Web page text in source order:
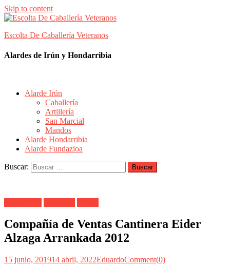
Skip to content
Escolta De Caballería Veteranos
Alardes de Irún y Hondarribia
Alarde Irún
Caballería
Artillería
San Marcial
Mandos
Alarde Hondarribia
Alarde Fundazioa
Buscar:
Compañía de Ventas Cantinera Eider
Alzaga Arrankada 2012
15 junio, 201914 abril, 2022EduardoComment(0)